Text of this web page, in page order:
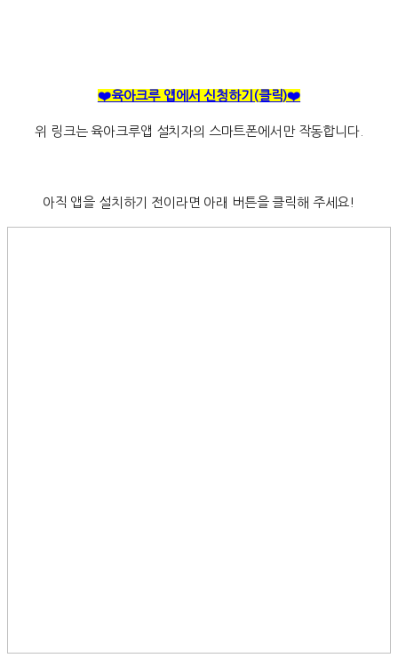
❤️육아크루 앱에서 신청하기(클릭)❤️
위 링크는 육아크루앱 설치자의 스마트폰에서만 작동합니다.
아직 앱을 설치하기 전이라면 아래 버튼을 클릭해 주세요!